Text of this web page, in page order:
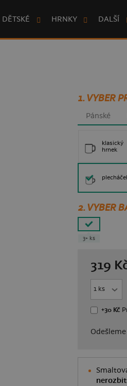
DĚTSKÉ HRNKY DALŠÍ
1. VYBER
Pánské
klasický
hrnek
2. VYBER
3+ ks
319
+30 Kč
Odešleme